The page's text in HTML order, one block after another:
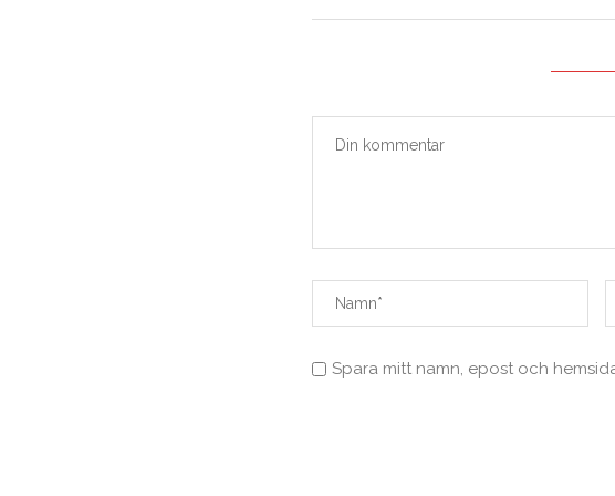
Spara mitt namn, epost och